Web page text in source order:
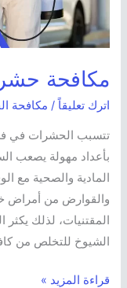
مكافحة
اترك تعليقاً / مكافحة
تتسبب الحشرات في
بأعداد مهولة يصعب
المادية والصحية مع
والقوارض من أمراض
المقتنيات، لذلك
الشيوخ للتخلص من
قراءة المزيد »